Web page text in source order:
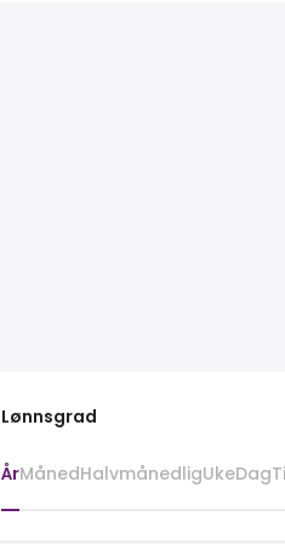
Lønnsgrad
ÅrMånedHalvmånedligUkeDag